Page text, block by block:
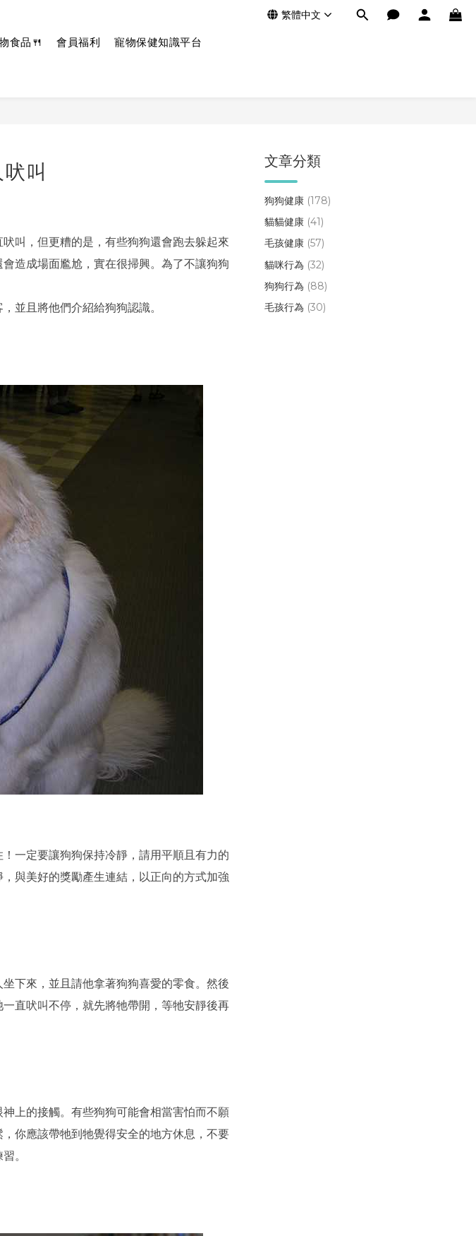
繁體中文
食品🍴 會員福利 寵物保健知識平台
叫
叫，但更糟的是，有些狗狗還會跑去躲起來
造成場面尷尬，實在很掃興。為了不讓狗狗
並且將他們介紹給狗狗認識。
一定要讓狗狗保持冷靜，請用平順且有力的
與美好的獎勵產生連結，以正向的方式加強
下來，並且請他拿著狗狗喜愛的零食。然後
直吠叫不停，就先將牠帶開，等牠安靜後再
上的接觸。有些狗狗可能會相當害怕而不願
你應該帶牠到牠覺得安全的地方休息，不要
。
文章分類
狗狗健康 (178)
貓貓健康 (41)
毛孩健康 (57)
貓咪行為 (32)
狗狗行為 (88)
毛孩行為 (30)